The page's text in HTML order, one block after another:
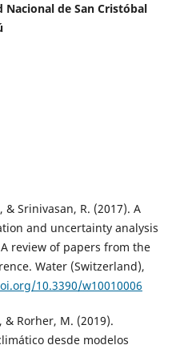
de San Cristóbal
& Srinivasan, R. (2017). A
and uncertainty analysis
review of papers from the
Water (Switzerland),
10.3390/w10010006
& Rorher, M. (2019).
desde modelos